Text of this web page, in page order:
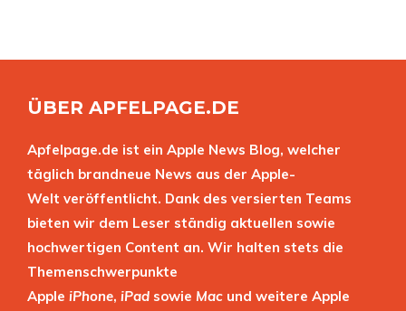
ÜBER APFELPAGE.DE
Apfelpage.de ist ein Apple News Blog, welcher
täglich brandneue News aus der Apple-
Welt veröffentlicht. Dank des versierten Teams
bieten wir dem Leser ständig aktuellen sowie
hochwertigen Content an. Wir halten stets die
Themenschwerpunkte
Apple iPhone, iPad sowie Mac und weitere Apple